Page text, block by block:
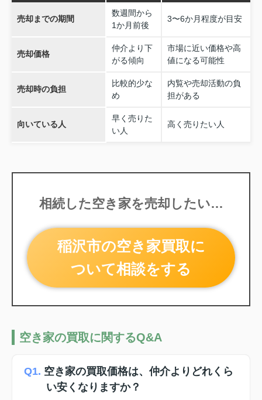
売却までの期間
数週間から
1か月前後
3〜6か月程度が目安
売却価格
仲介より下
がる傾向
市場に近い価格や高
値になる可能性
売却時の負担
比較的少な
め
内覧や売却活動の負
担がある
向いている人
早く売りた
い人
高く売りたい人
相続した空き家を売却したい…
稲沢市の空き家買取に
ついて相談をする
空き家の買取に関するQ&A
Q1. 空き家の買取価格は、仲介よりどれくら
い安くなりますか？